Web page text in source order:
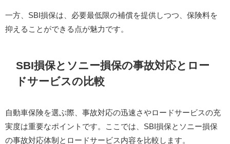
一方、SBI損保は、必要最低限の補償を提供しつつ、保険料を
抑えることができる点が魅力です。​
SBI損保とソニー損保の事故対応とロー
ドサービスの比較
自動車保険を選ぶ際、事故対応の迅速さやロードサービスの充
実度は重要なポイントです。​ここでは、SBI損保とソニー損保
の事故対応体制とロードサービス内容を比較します。​